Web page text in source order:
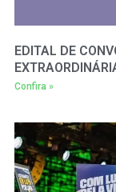
EDITAL DE
Confira »